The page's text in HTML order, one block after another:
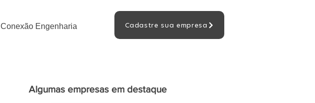
Conexão Engenharia Cadastre sua empresa
Algumas empresas em destaque